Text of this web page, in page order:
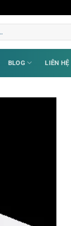
BLOG LIÊN HỆ